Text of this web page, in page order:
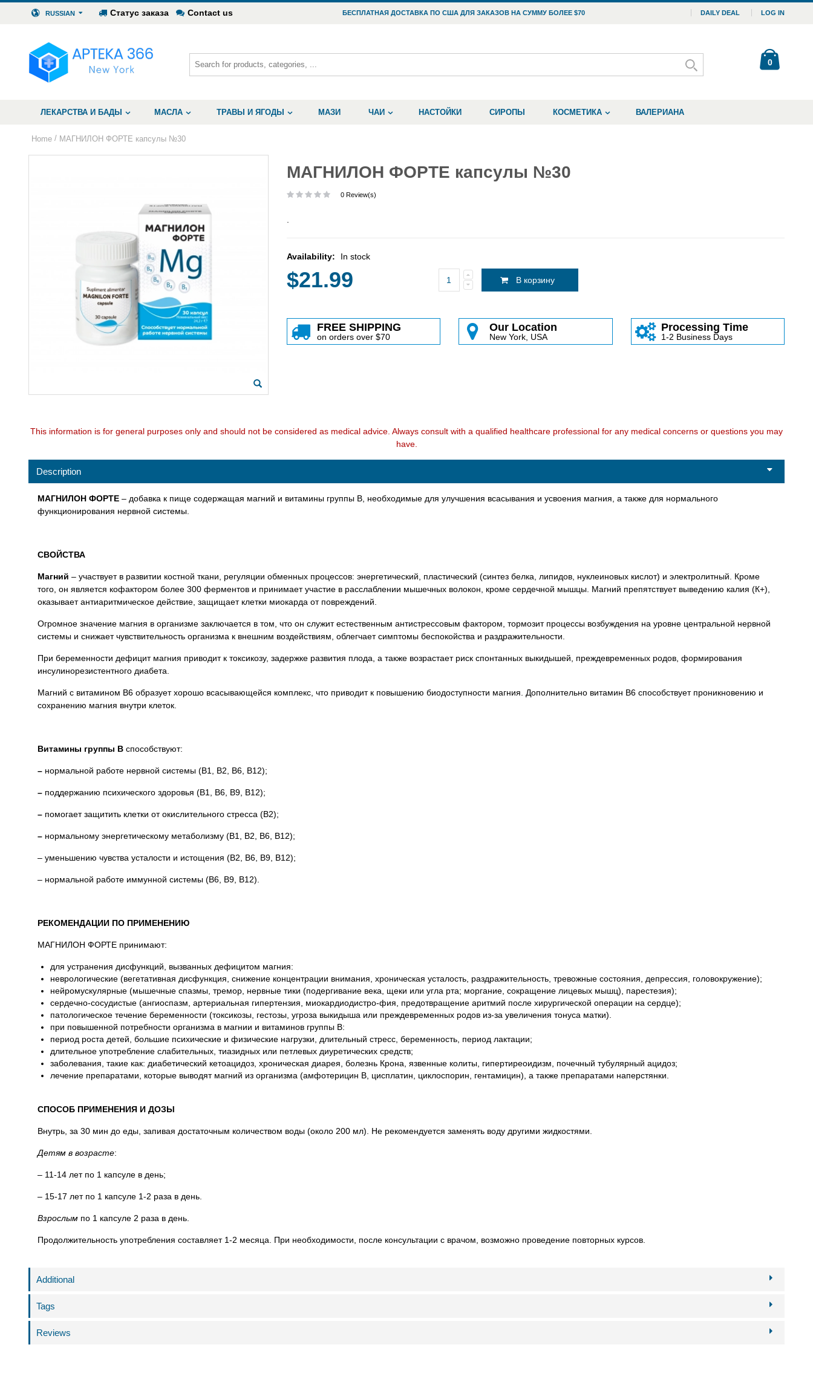
RUSSIAN Статус заказа Contact us DAILY DEAL LOG IN
БЕСПЛАТНАЯ ДОСТАВКА ПО США ДЛЯ ЗАКАЗОВ НА СУММУ БОЛЕЕ $70
0
ЛЕКАРСТВА И БАДЫ МАСЛА ТРАВЫ И ЯГОДЫ МАЗИ ЧАИ НАСТОЙКИ СИРОПЫ КОСМЕТИКА ВАЛЕРИАНА
Home / МАГНИЛОН ФОРТЕ капсулы №30
МАГНИЛОН ФОРТЕ капсулы №30
0 Review(s)
Availability: In stock
$21.99 В корзину
FREE SHIPPING
on orders over $70
Our Location
New York, USA
Processing Time
1-2 Business Days
This information is for general purposes only and should not be considered as medical advice. Always consult with a qualified healthcare professional for any medical concerns or questions you may
have.
Description
МАГНИЛОН ФОРТЕ – добавка к пище содержащая магний и витамины группы В, необходимые для улучшения всасывания и усвоения магния, а также для нормального
функционирования нервной системы.
СВОЙСТВА
Магний – участвует в развитии костной ткани, регуляции обменных процессов: энергетический, пластический (синтез белка, липидов, нуклеиновых кислот) и электролитный. Кроме
того, он является кофактором более 300 ферментов и принимает участие в расслаблении мышечных волокон, кроме сердечной мышцы. Магний препятствует выведению калия (К+),
оказывает антиаритмическое действие, защищает клетки миокарда от повреждений.
Огромное значение магния в организме заключается в том, что он служит естественным антистрессовым фактором, тормозит процессы возбуждения на уровне центральной нервной
системы и снижает чувствительность организма к внешним воздействиям, облегчает симптомы беспокойства и раздражительности.
При беременности дефицит магния приводит к токсикозу, задержке развития плода, а также возрастает риск спонтанных выкидышей, преждевременных родов, формирования
инсулинорезистентного диабета.
Магний с витамином В6 образует хорошо всасывающейся комплекс, что приводит к повышению биодоступности магния. Дополнительно витамин В6 способствует проникновению и
сохранению магния внутри клеток.
Витамины группы В способствуют:
– нормальной работе нервной системы (B1 , B2 , B6 , B12);
– поддержанию психического здоровья (B1 , B6 , B9 , B12);
– помогает защитить клетки от окислительного стресса (B2);
– нормальному энергетическому метаболизму (B1 , B2 , B6 , B12);
– уменьшению чувства усталости и истощения (B2 , B6 , B9 , B12);
– нормальной работе иммунной системы (B6 , B9 , B12).
РЕКОМЕНДАЦИИ ПО ПРИМЕНЕНИЮ
МАГНИЛОН ФОРТЕ принимают:
для устранения дисфункций, вызванных дефицитом магния:
неврологические (вегетативная дисфункция, снижение концентрации внимания, хроническая усталость, раздражительность, тревожные состояния, депрессия, головокружение);
нейромускулярные (мышечные спазмы, тремор, нервные тики (подергивание века, щеки или угла рта; моргание, сокращение лицевых мышц), парестезия);
сердечно-сосудистые (ангиоспазм, артериальная гипертензия, миокардиодистро-фия, предотвращение аритмий после хирургической операции на сердце);
патологическое течение беременности (токсикозы, гестозы, угроза выкидыша или преждевременных родов из-за увеличения тонуса матки).
при повышенной потребности организма в магнии и витаминов группы В:
период роста детей, большие психические и физические нагрузки, длительный стресc, беременность, период лактации;
длительное употребление слабительных, тиазидных или петлевых диуретических средств;
заболевания, такие как: диабетический кетоацидоз, хроническая диарея, болезнь Крона, язвенные колиты, гипертиреоидизм, почечный тубулярный ацидоз;
лечение препаратами, которые выводят магний из организма (амфотерицин В, цисплатин, циклоспорин, гентамицин), а также препаратами наперстянки.
СПОСОБ ПРИМЕНЕНИЯ И ДОЗЫ
Внутрь, за 30 мин до еды, запивая достаточным количеством воды (около 200 мл). Не рекомендуется заменять воду другими жидкостями.
Детям в возрасте:
– 11-14 лет по 1 капсуле в день;
– 15-17 лет по 1 капсуле 1-2 раза в день.
Взрослым по 1 капсуле 2 раза в день.
Продолжительность употребления составляет 1-2 месяца. При необходимости, после консультации с врачом, возможно проведение повторных курсов.
Additional
Tags
Reviews